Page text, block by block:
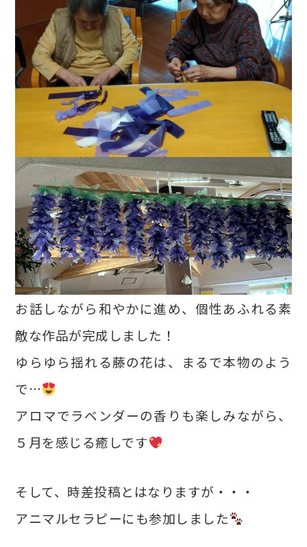
お話しながら和やかに進め、個性あふれる素
敵な作品が完成しました！
ゆらゆら揺れる藤の花は、まるで本物のよう
で…
アロマでラベンダーの香りも楽しみながら、
５月を感じる癒しです
そして、時差投稿とはなりますが・・・
アニマルセラピーにも参加しました